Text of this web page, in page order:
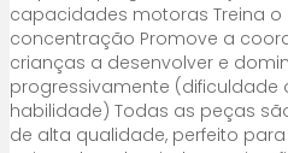
capacidades motoras Treina
concentração Promove a
crianças a desenvolver e
progressivamente
habilidade) Todas as peças
de alta qualidade, perfeito